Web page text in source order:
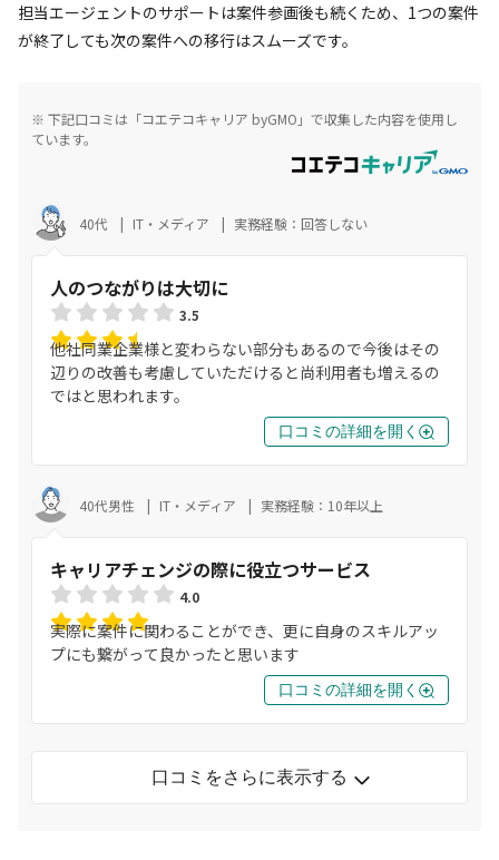
担当エージェントのサポートは案件参画後も続くため、1つの案件
が終了しても次の案件への移行はスムーズです。
※ 下記口コミは「コエテコキャリア byGMO」で収集した内容を使用し
ています。
40代 IT・メディア 実務経験：回答しない
人のつながりは大切に
3.5
他社同業企業様と変わらない部分もあるので今後はその
辺りの改善も考慮していただけると尚利用者も増えるの
ではと思われます。
口コミの詳細を開く
40代男性 IT・メディア 実務経験：10年以上
キャリアチェンジの際に役立つサービス
4.0
実際に案件に関わることができ、更に自身のスキルアッ
プにも繋がって良かったと思います
口コミの詳細を開く
口コミをさらに表示する